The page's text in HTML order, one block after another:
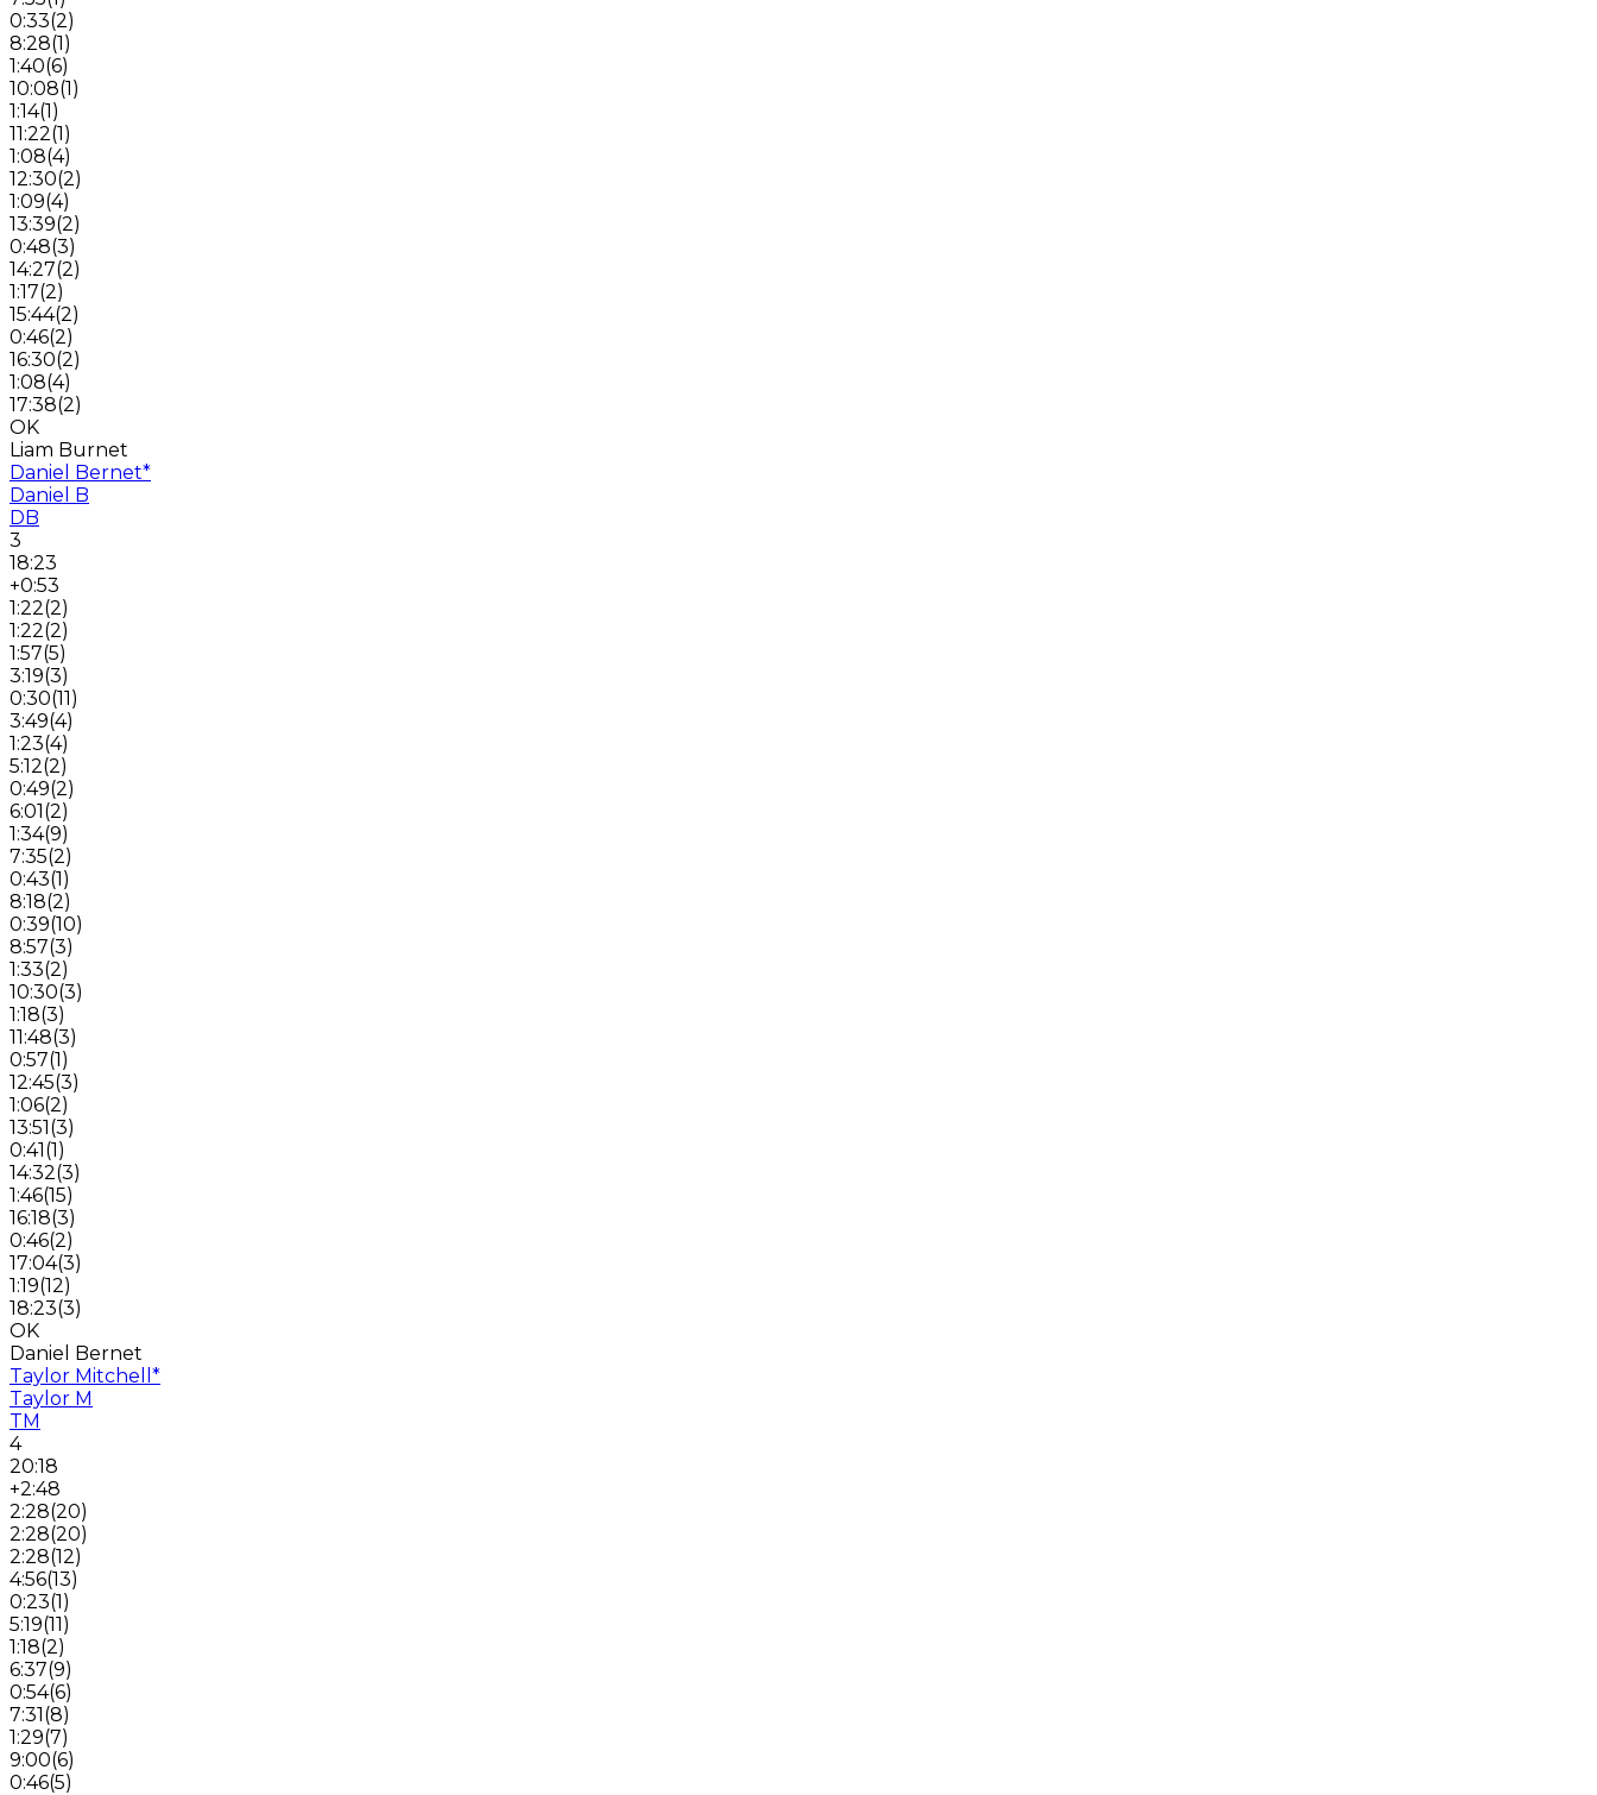
0:33(2)
8:28(1)
1:40(6)
10:08(1)
1:14(1)
11:22(1)
1:08(4)
12:30(2)
1:09(4)
13:39(2)
0:48(3)
14:27(2)
1:17(2)
15:44(2)
0:46(2)
16:30(2)
1:08(4)
17:38(2)
OK
Liam Burnet
Daniel Bernet*
Daniel B
DB
3
18:23
+0:53
1:22(2)
1:22(2)
1:57(5)
3:19(3)
0:30(11)
3:49(4)
1:23(4)
5:12(2)
0:49(2)
6:01(2)
1:34(9)
7:35(2)
0:43(1)
8:18(2)
0:39(10)
8:57(3)
1:33(2)
10:30(3)
1:18(3)
11:48(3)
0:57(1)
12:45(3)
1:06(2)
13:51(3)
0:41(1)
14:32(3)
1:46(15)
16:18(3)
0:46(2)
17:04(3)
1:19(12)
18:23(3)
OK
Daniel Bernet
Taylor Mitchell *
Taylor M
TM
4
20:18
+2:48
2:28(20)
2:28(20)
2:28(12)
4:56(13)
0:23(1)
5:19(11)
1:18(2)
6:37(9)
0:54(6)
7:31(8)
1:29(7)
9:00(6)
0:46(5)